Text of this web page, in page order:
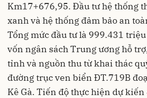
Km17+676,95. Đầu tư hệ thống
xanh và hệ thống đảm bảo an
Tổng mức đầu tư là 999.431
vốn ngân sách Trung ương hỗ
tỉnh và nguồn thu từ khai thác
đường trục ven biển ĐT.719B
Kê Gà. Tiến độ thực hiện dự